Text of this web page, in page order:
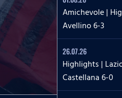
Amichevole |
Avellino 6-3
26.07.26
Highlights |
Castellana 6-0